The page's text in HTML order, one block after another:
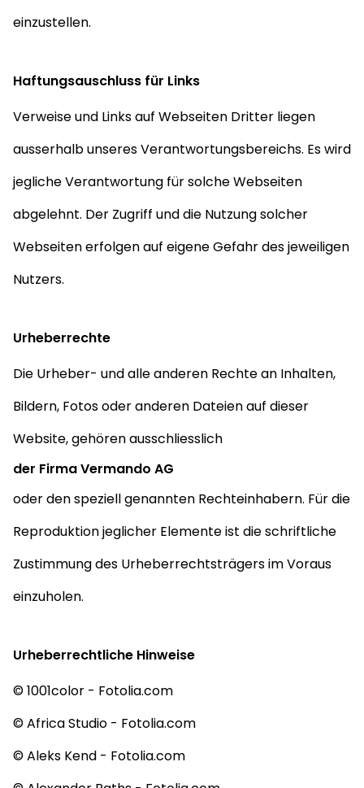
einzustellen.
Haftungsauschluss für Links
Verweise und Links auf Webseiten Dritter liegen
ausserhalb unseres Verantwortungsbereichs. Es wird
jegliche Verantwortung für solche Webseiten
abgelehnt. Der Zugriff und die Nutzung solcher
Webseiten erfolgen auf eigene Gefahr des jeweiligen
Nutzers.
Urheberrechte
Die Urheber- und alle anderen Rechte an Inhalten,
Bildern, Fotos oder anderen Dateien auf dieser
Website, gehören ausschliesslich
der Firma Vermando AG
oder den speziell genannten Rechteinhabern. Für die
Reproduktion jeglicher Elemente ist die schriftliche
Zustimmung des Urheberrechtsträgers im Voraus
einzuholen.
Urheberrechtliche Hinweise
© 1001color - Fotolia.com
© Africa Studio - Fotolia.com
© Aleks Kend - Fotolia.com